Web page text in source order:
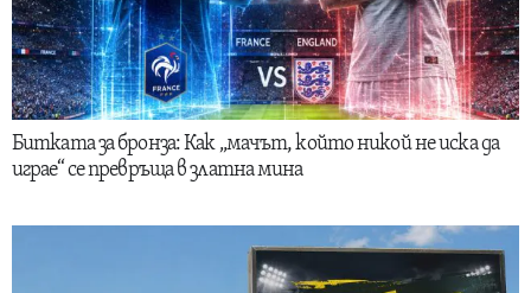
Битката за бронза: Как „мачът, който никой не иска да
играе“ се превръща в златна мина